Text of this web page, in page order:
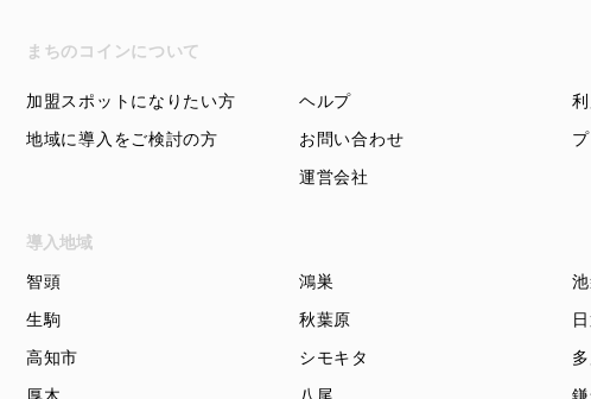
まちのコインについて
加盟スポットになりたい方
地域に導入をご検討の方
ヘルプ
お問い合わせ
運営会社
導入地域
智頭 鴻巣
生駒
秋葉原
高知市
シモキタ